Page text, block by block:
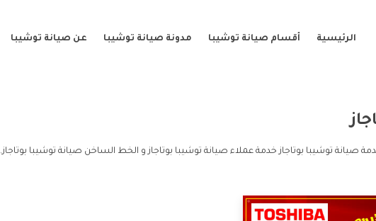
الرئيسية أقسام صيانة توشيبا مدونة صيانة توشيبا عن صيانة توشيبا
صيانة توشيبا بوتاجاز خدمة عملاء صيانة توشيبا بوتاجاز و الخط الساخن صيانة توشيبا بوتاجاز.